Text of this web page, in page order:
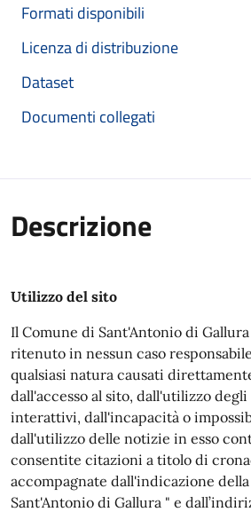
Formati disponibili
Licenza di distribuzione
Dataset
Documenti collegati
Descrizione
Utilizzo del sito
Il Comune di Sant'Antonio di
ritenuto in nessun caso
qualsiasi natura causati
dall'accesso al sito, dall'utilizzo
interattivi, dall'incapacità o
dall'utilizzo delle notizie in esso
consentite citazioni a titolo di
accompagnate dall'indicazione
Sant'Antonio di Gallura " e